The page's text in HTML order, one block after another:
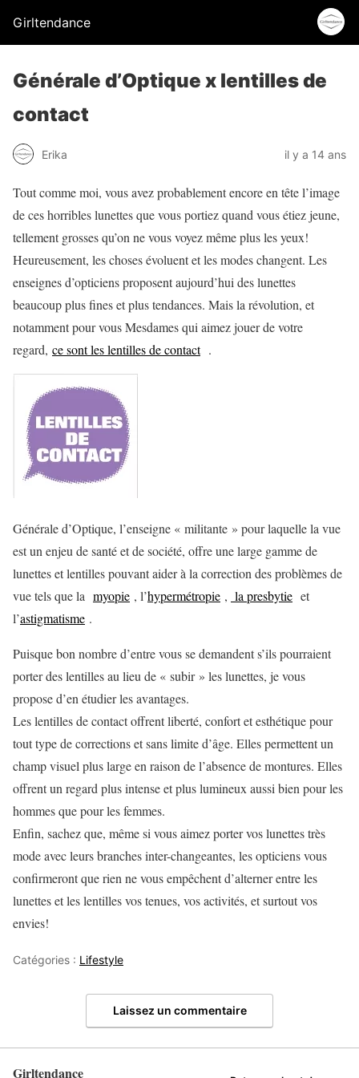
Girltendance
Générale d’Optique x lentilles de
contact
Erika il y a 14 ans
Tout comme moi, vous avez probablement encore en tête l’image
de ces horribles lunettes que vous portiez quand vous étiez jeune,
tellement grosses qu’on ne vous voyez même plus les yeux!
Heureusement, les choses évoluent et les modes changent. Les
enseignes d’opticiens proposent aujourd’hui des lunettes
beaucoup plus fines et plus tendances. Mais la révolution, et
notamment pour vous Mesdames qui aimez jouer de votre
regard, ce sont les lentilles de contact.
Générale d’Optique, l’enseigne « militante » pour laquelle la vue
est un enjeu de santé et de société, offre une large gamme de
lunettes et lentilles pouvant aider à la correction des problèmes de
vue tels que la myopie , l’hypermétropie , la presbytie et
l’astigmatisme .
Puisque bon nombre d’entre vous se demandent s’ils pourraient
porter des lentilles au lieu de « subir » les lunettes, je vous
propose d’en étudier les avantages.
Les lentilles de contact offrent liberté, confort et esthétique pour
tout type de corrections et sans limite d’âge. Elles permettent un
champ visuel plus large en raison de l’absence de montures. Elles
offrent un regard plus intense et plus lumineux aussi bien pour les
hommes que pour les femmes.
Enfin, sachez que, même si vous aimez porter vos lunettes très
mode avec leurs branches inter-changeantes, les opticiens vous
confirmeront que rien ne vous empêchent d’alterner entre les
lunettes et les lentilles vos tenues, vos activités, et surtout vos
envies!
Catégories : Lifestyle
Laissez un commentaire
Girltendance